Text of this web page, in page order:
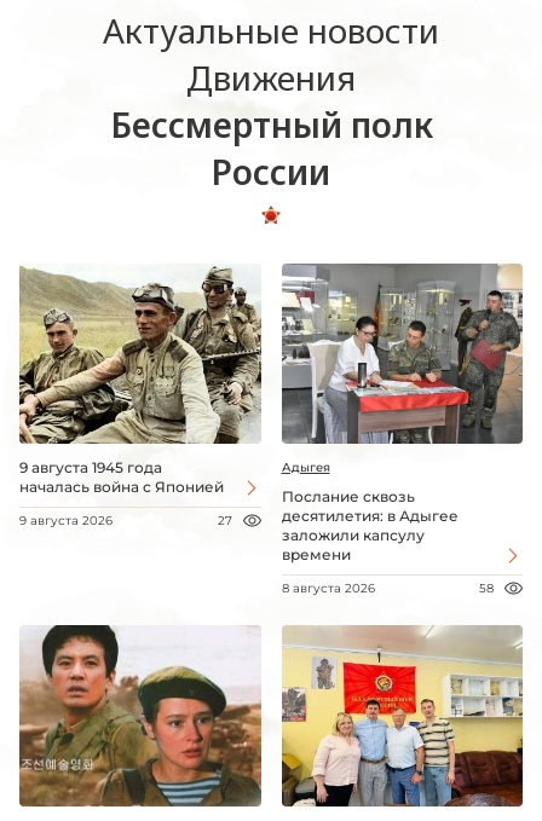
Актуальные новости
Движения
Бессмертный полк
России
9 августа 1945 года
началась война с Японией
9 августа 2026 27
Адыгея
Послание сквозь
десятилетия: в Адыгее
заложили капсулу
времени
8 августа 2026 58